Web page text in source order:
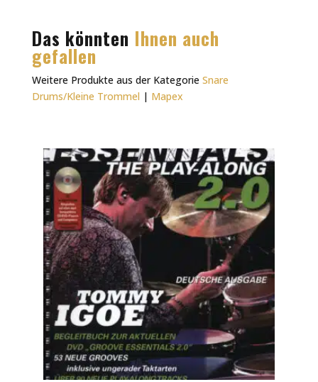
Das könnten Ihnen auch
gefallen
Weitere Produkte aus der Kategorie Snare
Drums/Kleine Trommel | Mapex